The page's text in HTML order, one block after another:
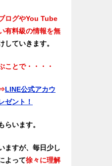
ログやYou Tube
有料級の情報を無
していきます。
ことで・・・・
LINE公式アカウ
ゼント！
らいます。
ますが、毎日少し
よって徐々に理解